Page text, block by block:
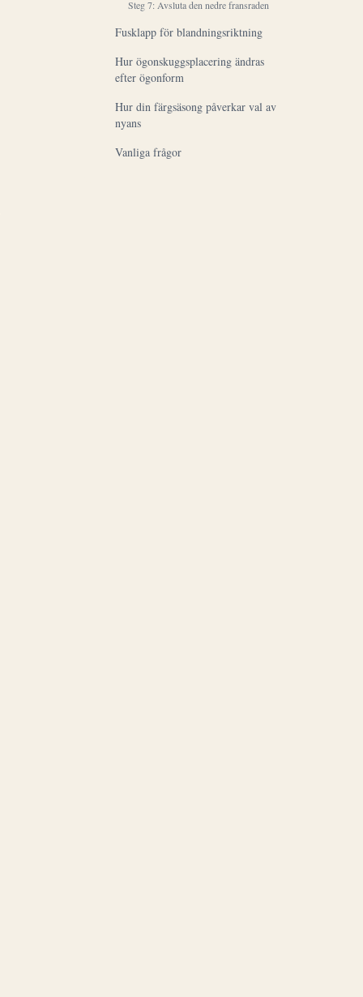
Steg 7: Avsluta den nedre fransraden
Fusklapp för blandningsriktning
Hur ögonskuggsplacering ändras
efter ögonform
Hur din färgsäsong påverkar val av
nyans
Vanliga frågor